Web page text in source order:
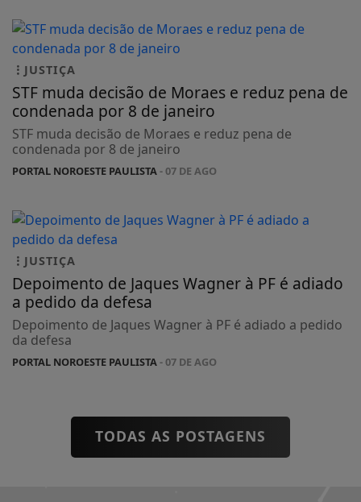
JUSTIÇA
STF muda decisão de Moraes e reduz pena de
condenada por 8 de janeiro
STF muda decisão de Moraes e reduz pena de
condenada por 8 de janeiro
PORTAL NOROESTE PAULISTA- 07 DE AGO
JUSTIÇA
Depoimento de Jaques Wagner à PF é adiado
a pedido da defesa
Depoimento de Jaques Wagner à PF é adiado a pedido
da defesa
PORTAL NOROESTE PAULISTA- 07 DE AGO
TODAS AS POSTAGENS